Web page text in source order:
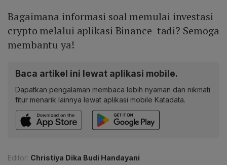
Bagaimana informasi soal memulai investasi
crypto melalui aplikasi Binance tadi? Semoga
membantu ya!
Baca artikel ini lewat aplikasi mobile.
Dapatkan pengalaman membaca lebih nyaman dan nikmati
fitur menarik lainnya lewat aplikasi mobile Katadata.
Editor: Christiya Dika Budi Handayani